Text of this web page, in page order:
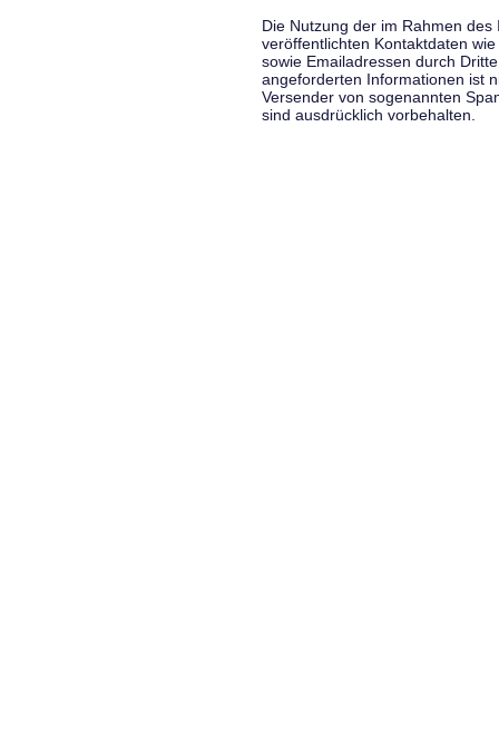
Die Nutzung der im Rahmen
veröffentlichten Kontaktdaten
sowie Emailadressen durch
angeforderten Informationen ist
Versender von sogenannten
sind ausdrücklich vorbehalten.